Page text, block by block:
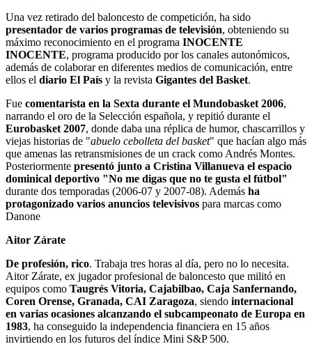
Una vez retirado del baloncesto de competición, ha sido
presentador de varios programas de televisión, obteniendo su
máximo reconocimiento en el programa INOCENTE
INOCENTE, programa producido por los canales autonómicos,
además de colaborar en diferentes medios de comunicación, entre
ellos el diario El País y la revista Gigantes del Basket.
Fue comentarista en la Sexta durante el Mundobasket 2006,
narrando el oro de la Selección española, y repitió durante el
Eurobasket 2007, donde daba una réplica de humor, chascarrillos y
viejas historias de "abuelo cebolleta del basket" que hacían algo más
que amenas las retransmisiones de un crack como Andrés Montes.
Posteriormente presentó junto a Cristina Villanueva el espacio
dominical deportivo "No me digas que no te gusta el fútbol"
durante dos temporadas (2006-07 y 2007-08). Además ha
protagonizado varios anuncios televisivos para marcas como
Danone
Aitor Zárate
De profesión, rico. Trabaja tres horas al día, pero no lo necesita.
Aitor Zárate, ex jugador profesional de baloncesto que militó en
equipos como Taugrés Vitoria, Cajabilbao, Caja Sanfernando,
Coren Orense, Granada, CAI Zaragoza, siendo internacional
en varias ocasiones alcanzando el subcampeonato de Europa en
1983, ha conseguido la independencia financiera en 15 años
invirtiendo en los futuros del índice Mini S&P 500.